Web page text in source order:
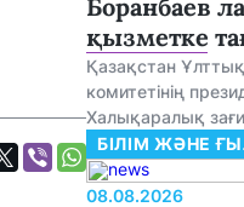
Боранбаев
қызметке
Қазақстан
комитетінің
Халықаралық
БІЛІМ ЖӘНЕ
08.08.2026